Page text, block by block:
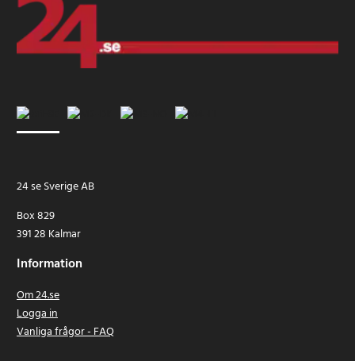
24 se Sverige AB
Box 829
391 28 Kalmar
Information
Om 24.se
Logga in
Vanliga frågor - FAQ